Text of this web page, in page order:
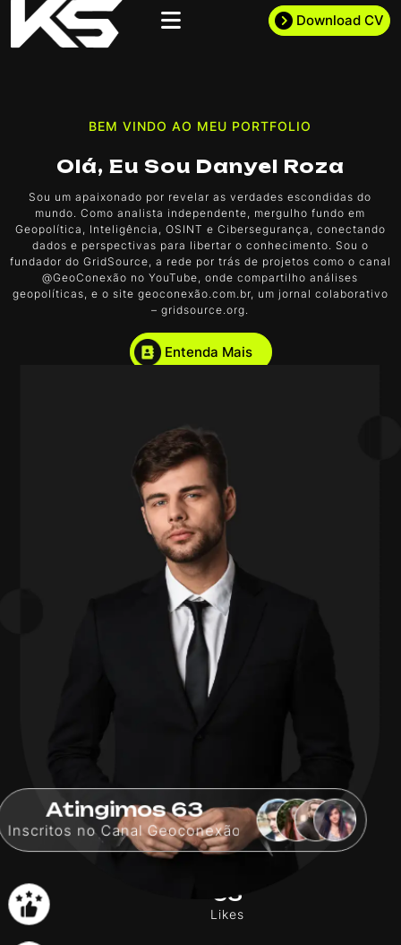
Download CV
BEM VINDO AO MEU PORTFOLIO
Olá, Eu Sou Danyel Roza
Sou um apaixonado por revelar as verdades escondidas do
mundo. Como analista independente, mergulho fundo em
Geopolítica, Inteligência, OSINT e Cibersegurança, conectando
dados e perspectivas para libertar o conhecimento. Sou o
fundador do GridSource, a rede por trás de projetos como o canal
@GeoConexão no YouTube, onde compartilho análises
geopolíticas, e o site geoconexão.com.br, um jornal colaborativo
– gridsource.org.
Entenda Mais
Atingimos 63
Inscritos no Canal Geoconexão
63
Likes